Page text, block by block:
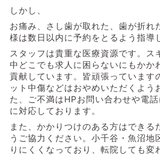
しかし、
お痛み、さし歯が取れた、歯が折れ
様は数日以内に予約をとるよう指導
スタッフは貴重な医療資源です。ス
中どこでも求人に困らないにもかか
貢献しています。皆頑張っています
ット中傷などはおやめいただくよう
た、ご不満はHPお問い合わせや電
に対応しております。
また、かかりつけのある方はできる
うご協力ください。小千谷・魚沼地
りにくくなっており、転院しても変